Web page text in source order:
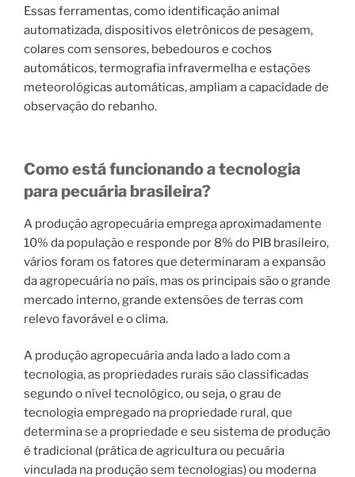
Essas ferramentas, como identificação animal
automatizada, dispositivos eletrônicos de pesagem,
colares com sensores, bebedouros e cochos
automáticos, termografia infravermelha e estações
meteorológicas automáticas, ampliam a capacidade de
observação do rebanho.
Como está funcionando a tecnologia
para pecuária brasileira?
A produção agropecuária emprega aproximadamente
10% da população e responde por 8% do PIB brasileiro,
vários foram os fatores que determinaram a expansão
da agropecuária no país, mas os principais são o grande
mercado interno, grande extensões de terras com
relevo favorável e o clima.
A produção agropecuária anda lado a lado com a
tecnologia, as propriedades rurais são classificadas
segundo o nível tecnológico, ou seja, o grau de
tecnologia empregado na propriedade rural, que
determina se a propriedade e seu sistema de produção
é tradicional (prática de agricultura ou pecuária
vinculada na produção sem tecnologias) ou moderna